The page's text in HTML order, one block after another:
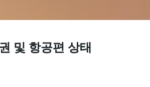
및 항공편 상태